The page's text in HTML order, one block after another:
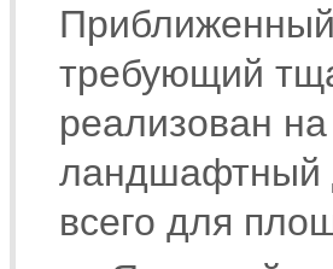
Приближенный
требующий
реализован
ландшафтный
всего для